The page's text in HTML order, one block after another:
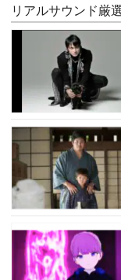
リアルサウンド厳